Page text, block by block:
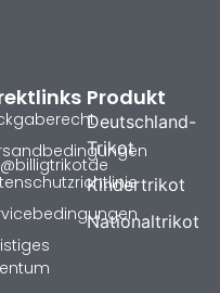
Produkt
Deutschland-
Trikot
Kindertrikot
Nationaltrikot